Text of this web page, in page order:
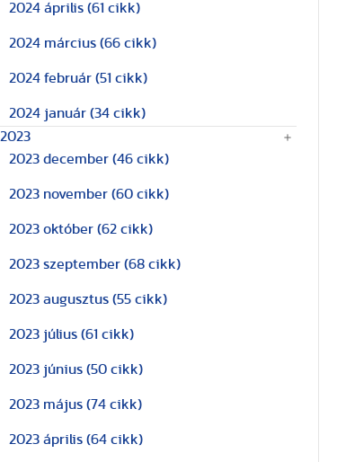
2024 április (61 cikk)
2024 március (66 cikk)
2024 február (51 cikk)
2024 január (34 cikk)
2023
2023 december (46 cikk)
2023 november (60 cikk)
2023 október (62 cikk)
2023 szeptember (68 cikk)
2023 augusztus (55 cikk)
2023 július (61 cikk)
2023 június (50 cikk)
2023 május (74 cikk)
2023 április (64 cikk)